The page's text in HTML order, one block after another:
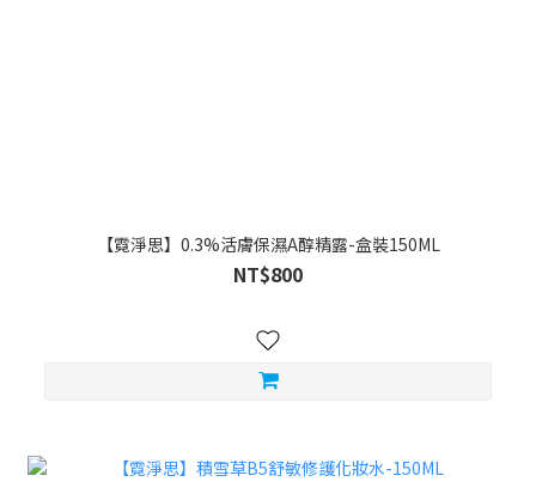
【霓淨思】0.3%活膚保濕A醇精露-盒裝150ML
NT$800